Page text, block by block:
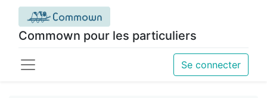
Commown pour les particuliers
Se connecter